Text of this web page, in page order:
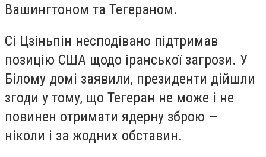
Вашингтоном та Тегераном.
Сі Цзіньпін несподівано підтримав
позицію США щодо іранської загрози. У
Білому домі заявили, президенти дійшли
згоди у тому, що Тегеран не може і не
повинен отримати ядерну зброю —
ніколи і за жодних обставин.